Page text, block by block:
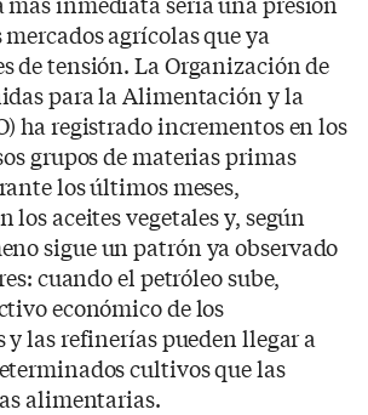
agrícolas que ya
de tensión. La Organización de
para la Alimentación y la
ha registrado incrementos en los
grupos de materias primas
los últimos meses,
los aceites vegetales y, según
sigue un patrón ya observado
cuando el petróleo sube,
económico de los
las refinerías pueden llegar a
cultivos que las
alimentarias.